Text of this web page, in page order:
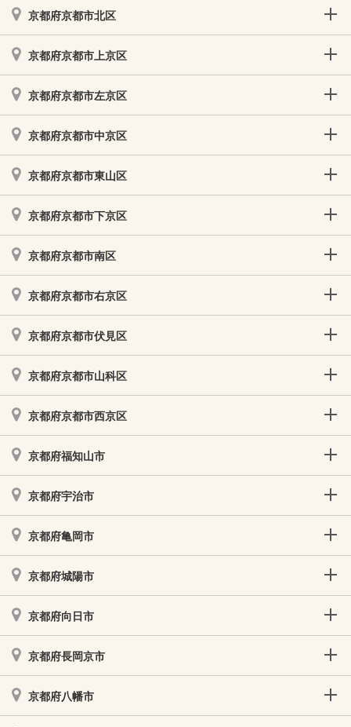
京都府京都市北区
京都府京都市上京区
京都府京都市左京区
京都府京都市中京区
京都府京都市東山区
京都府京都市下京区
京都府京都市南区
京都府京都市右京区
京都府京都市伏見区
京都府京都市山科区
京都府京都市西京区
京都府福知山市
京都府宇治市
京都府亀岡市
京都府城陽市
京都府向日市
京都府長岡京市
京都府八幡市